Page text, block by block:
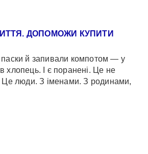
ДОПОМОЖИ КУПИТИ
й запивали компотом — у
хлопець. І є поранені. Це не
Це люди. З іменами. З родинами,